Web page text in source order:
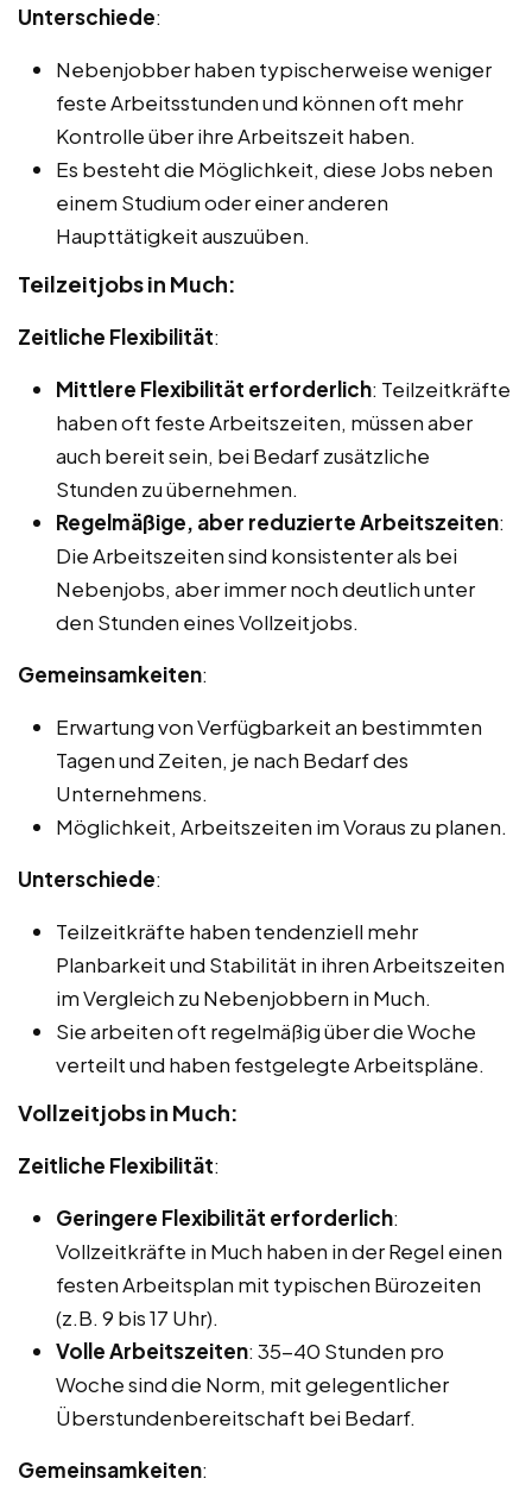
Unterschiede:
Nebenjobber haben typischerweise weniger
feste Arbeitsstunden und können oft mehr
Kontrolle über ihre Arbeitszeit haben.
Es besteht die Möglichkeit, diese Jobs neben
einem Studium oder einer anderen
Haupttätigkeit auszuüben.
Teilzeitjobs in Much:
Zeitliche Flexibilität:
Mittlere Flexibilität erforderlich: Teilzeitkräfte
haben oft feste Arbeitszeiten, müssen aber
auch bereit sein, bei Bedarf zusätzliche
Stunden zu übernehmen.
Regelmäßige, aber reduzierte Arbeitszeiten:
Die Arbeitszeiten sind konsistenter als bei
Nebenjobs, aber immer noch deutlich unter
den Stunden eines Vollzeitjobs.
Gemeinsamkeiten:
Erwartung von Verfügbarkeit an bestimmten
Tagen und Zeiten, je nach Bedarf des
Unternehmens.
Möglichkeit, Arbeitszeiten im Voraus zu planen.
Unterschiede:
Teilzeitkräfte haben tendenziell mehr
Planbarkeit und Stabilität in ihren Arbeitszeiten
im Vergleich zu Nebenjobbern in Much.
Sie arbeiten oft regelmäßig über die Woche
verteilt und haben festgelegte Arbeitspläne.
Vollzeitjobs in Much:
Zeitliche Flexibilität:
Geringere Flexibilität erforderlich:
Vollzeitkräfte in Much haben in der Regel einen
festen Arbeitsplan mit typischen Bürozeiten
(z.B. 9 bis 17 Uhr).
Volle Arbeitszeiten: 35-40 Stunden pro
Woche sind die Norm, mit gelegentlicher
Überstundenbereitschaft bei Bedarf.
Gemeinsamkeiten: